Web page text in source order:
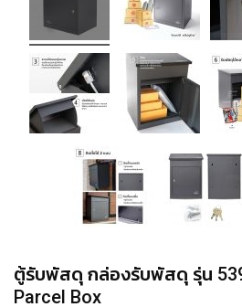
ตู้รับพัสดุ กล่องรับพัสดุ รุ่น
Parcel Box